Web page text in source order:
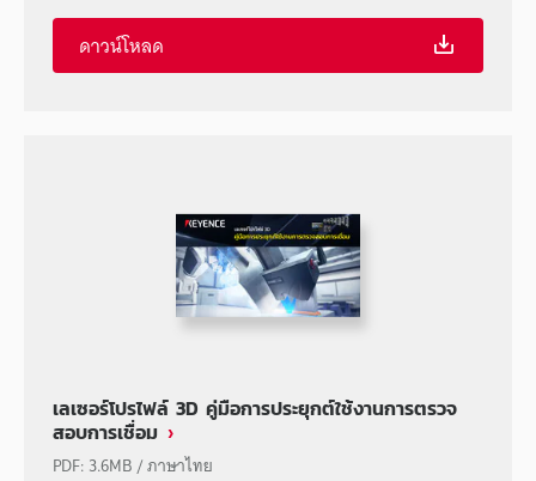
ดาวน์โหลด
เลเซอร์โปรไฟล์ 3D คู่มือการประยุกต์ใช้งานการตรวจ
สอบการเชื่อม
PDF: 3.6MB/ภาษาไทย